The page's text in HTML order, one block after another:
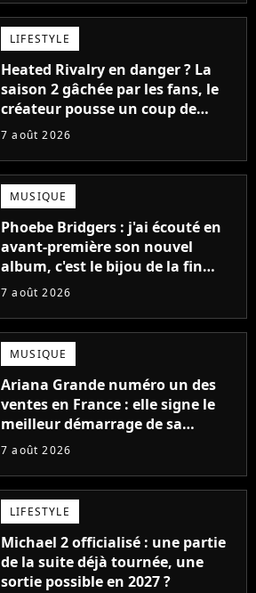
LIFESTYLE
Heated Rivalry en danger ? La
saison 2 gâchée par les fans, le
créateur pousse un coup de
gueule
7 août 2026
MUSIQUE
Phoebe Bridgers : j'ai écouté en
avant-première son nouvel
album, c'est le bijou de la fin
d'été
7 août 2026
MUSIQUE
Ariana Grande numéro un des
ventes en France : elle signe le
meilleur démarrage de sa
carrière avec son album Petal
7 août 2026
LIFESTYLE
Michael 2 officialisé : une partie
de la suite déjà tournée, une
sortie possible en 2027 ?